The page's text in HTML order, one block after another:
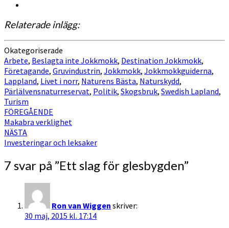
Relaterade inlägg:
Okategoriserade
Arbete, Beslagta inte Jokkmokk, Destination Jokkmokk,
Företagande, Gruvindustrin, Jokkmokk, Jokkmokkguiderna,
Lappland, Livet i norr, Naturens Bästa, Naturskydd,
Pärlälvensnaturreservat, Politik, Skogsbruk, Swedish Lapland,
Turism
Inläggsnavigering
FÖREGÅENDE
Makabra verklighet
NÄSTA
Investeringar och leksaker
7 svar på ”Ett slag för glesbygden”
Ron van Wiggen skriver:
30 maj, 2015 kl. 17:14